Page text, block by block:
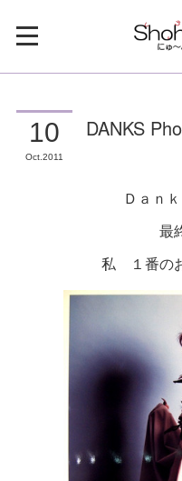
10
Oct 2011
DANKS
Ｄａｎ
最
私 １番の